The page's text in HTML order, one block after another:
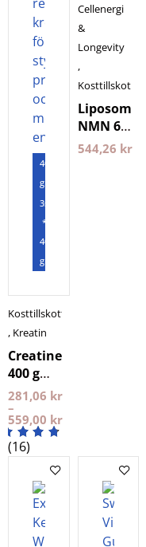
400
gram
3st
*
400
gram
Kosttillskott
, Kreatin
Creatine
400 g
NXT LVL
281,06 kr
–
559,00 kr
(16)
Cellenergi
&
Longevity
,
Kosttillskott
Liposomal
NMN 60
kapslar
544,26 kr